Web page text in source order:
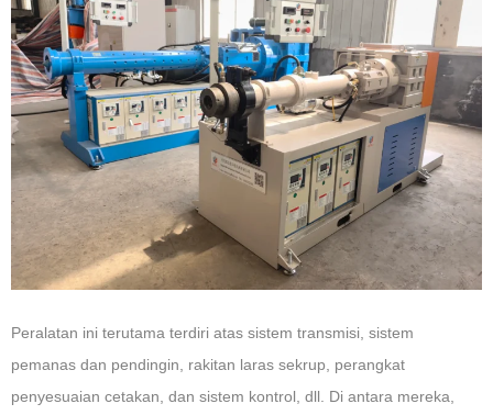
Peralatan ini terutama terdiri atas sistem transmisi, sistem
pemanas dan pendingin, rakitan laras sekrup, perangkat
penyesuaian cetakan, dan sistem kontrol, dll. Di antara mereka,